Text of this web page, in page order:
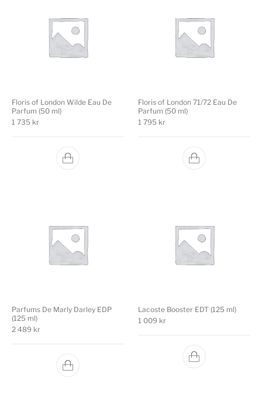
Floris of London Wilde Eau De
Parfum (50 ml)
1 735 kr
Floris of London 71/72 Eau De
Parfum (50 ml)
1 795 kr
Parfums De Marly Darley EDP
(125 ml)
2 489 kr
Lacoste Booster EDT (125 ml)
1 009 kr